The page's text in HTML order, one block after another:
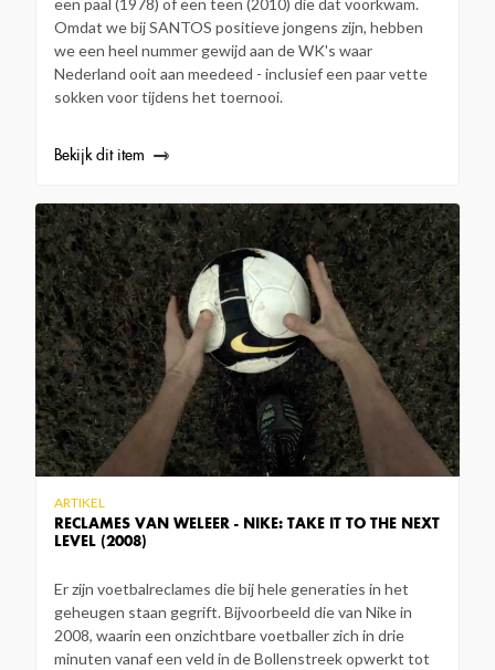
een paal (1978) of een teen (2010) die dat voorkwam.
Omdat we bij SANTOS positieve jongens zijn, hebben
we een heel nummer gewijd aan de WK's waar
Nederland ooit aan meedeed - inclusief een paar vette
sokken voor tijdens het toernooi.
Bekijk dit item
RECLAMES VAN WELEER - NIKE: TAKE IT TO THE NEXT
LEVEL (2008)
ARTIKEL
Er zijn voetbalreclames die bij hele generaties in het
geheugen staan gegrift. Bijvoorbeeld die van Nike in
2008, waarin een onzichtbare voetballer zich in drie
minuten vanaf een veld in de Bollenstreek opwerkt tot